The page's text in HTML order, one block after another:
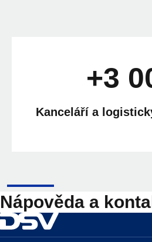
+3
Kanceláří a
Nápověda a